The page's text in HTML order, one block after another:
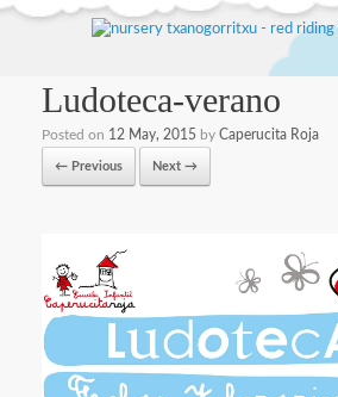
Ludoteca-verano
Posted on 12 May, 2015 by Caperucita Roja
← Previous Next →